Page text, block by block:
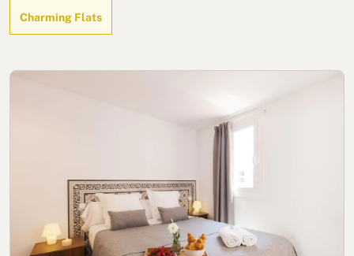
Sobre nós
Investidores
Contacte-nos
Charming Flats